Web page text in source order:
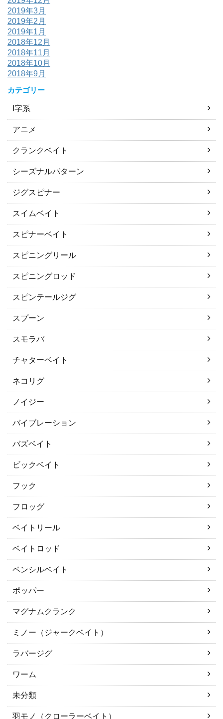
2019年3月
2019年2月
2019年1月
2018年12月
2018年11月
2018年10月
2018年9月
カテゴリー
I字系
アニメ
クランクベイト
シーズナルパターン
ジグスピナー
スイムベイト
スピナーベイト
スピニングリール
スピニングロッド
スピンテールジグ
スプーン
スモラバ
チャターベイト
ネコリグ
ノイジー
バイブレーション
バズベイト
ビックベイト
フック
フロッグ
ベイトリール
ベイトロッド
ペンシルベイト
ポッパー
マグナムクランク
ミノー（ジャークベイト）
ラバージグ
ワーム
未分類
羽モノ（クローラーベイト）